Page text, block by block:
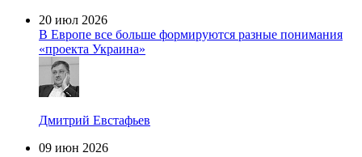
20 июл 2026
В Европе все больше формируются разные понимания
«проекта Украина»
Дмитрий Евстафьев
09 июн 2026